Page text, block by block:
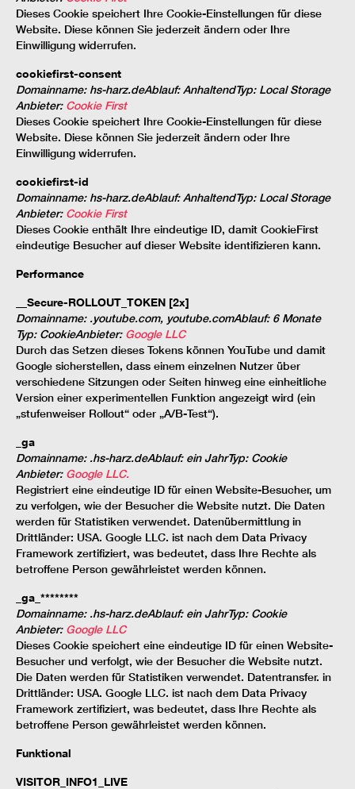
Dieses Cookie speichert Ihre Cookie-Einstellungen für diese
Website. Diese können Sie jederzeit ändern oder Ihre
Einwilligung widerrufen.
cookiefirst-consent
Domainname: hs-harz.deAblauf:AnhaltendTyp: Local Storage
Anbieter: Cookie First
Dieses Cookie speichert Ihre Cookie-Einstellungen für diese
Website. Diese können Sie jederzeit ändern oder Ihre
Einwilligung widerrufen.
cookiefirst-id
Domainname: hs-harz.deAblauf:AnhaltendTyp: Local Storage
Anbieter: Cookie First
Dieses Cookie enthält Ihre eindeutige ID, damit CookieFirst
eindeutige Besucher auf dieser Website identifizieren kann.
Performance
__Secure-ROLLOUT_TOKEN [2x]
Domainname: .youtube.com, youtube.comAblauf: 6 Monate
Typ: CookieAnbieter: Google LLC
Durch das Setzen dieses Tokens können YouTube und damit
Google sicherstellen, dass einem einzelnen Nutzer über
verschiedene Sitzungen oder Seiten hinweg eine einheitliche
Version einer experimentellen Funktion angezeigt wird (ein
„stufenweiser Rollout“ oder „A/B-Test“).
_ga
Domainname: .hs-harz.deAblauf: ein JahrTyp: Cookie
Anbieter: Google LLC.
Registriert eine eindeutige ID für einen Website-Besucher, um
zu verfolgen, wie der Besucher die Website nutzt. Die Daten
werden für Statistiken verwendet. Datenübermittlung in
Drittländer: USA. Google LLC. ist nach dem Data Privacy
Framework zertifiziert, was bedeutet, dass Ihre Rechte als
betroffene Person gewährleistet werden können.
_ga_********
Domainname: .hs-harz.deAblauf: ein JahrTyp: Cookie
Anbieter: Google LLC
Dieses Cookie speichert eine eindeutige ID für einen Website-
Besucher und verfolgt, wie der Besucher die Website nutzt.
Die Daten werden für Statistiken verwendet. Datentransfer. in
Drittländer: USA. Google LLC. ist nach dem Data Privacy
Framework zertifiziert, was bedeutet, dass Ihre Rechte als
betroffene Person gewährleistet werden können.
Funktional
VISITOR_INFO1_LIVE